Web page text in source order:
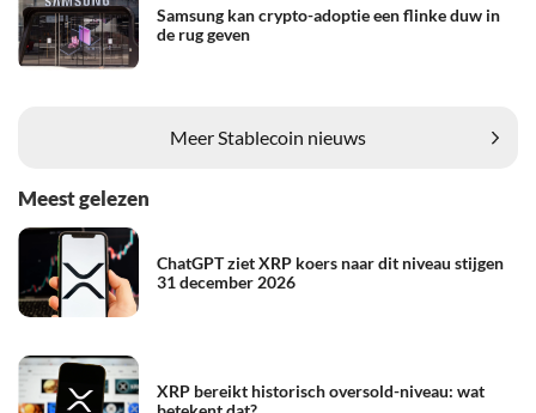
Samsung kan crypto-adoptie een flinke duw in
de rug geven
Meer Stablecoin nieuws
Meest gelezen
ChatGPT ziet XRP koers naar dit niveau stijgen
31 december 2026
XRP bereikt historisch oversold-niveau: wat